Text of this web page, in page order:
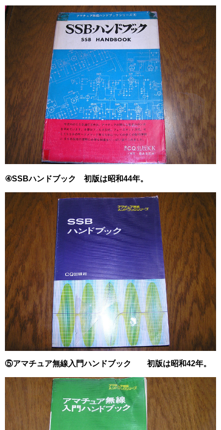
④SSBハンドブック 初版は昭和44年。
⑤アマチュア無線入門ハンドブック 初版は昭和42年。